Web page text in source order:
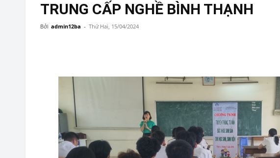
TRUNG CẤP NGHỀ BÌNH THẠNH
Bởi admin12ba - Thứ Hai, 15/04/2024